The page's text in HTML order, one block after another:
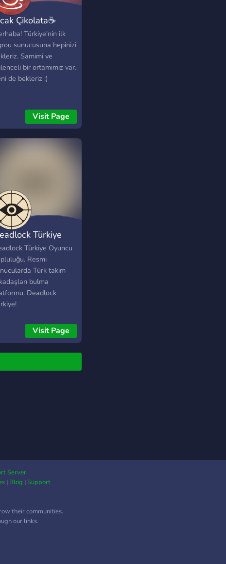
Çikolata☕
Türkiye'nin ilk
sunucusuna hepinizi
Samimi ve
bir ortamımız var.
de bekleriz :)
Visit Page
Türkiye
Türkiye Oyuncu
Resmi
Türk takım
bulma
Deadlock
Visit Page
Server
| Blog |Support
their communities.
our links.